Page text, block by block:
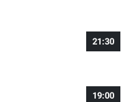
21:30
19:00